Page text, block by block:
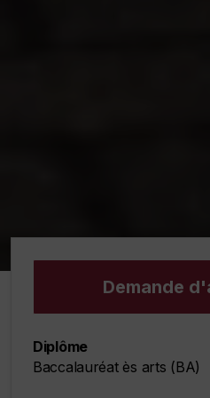
Demande
Diplôme
Baccalauréat ès arts (BA)